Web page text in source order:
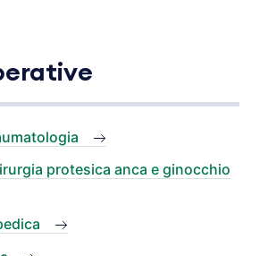
protesica anca e ginocchio